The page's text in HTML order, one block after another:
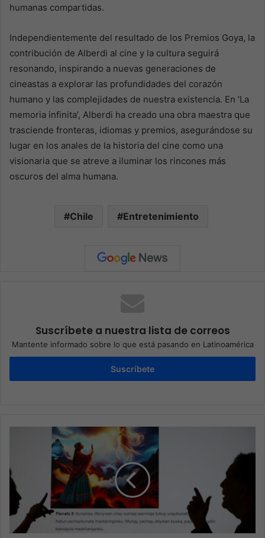
humanas compartidas.
Independientemente del resultado de los Premios Goya, la
contribución de Alberdi al cine y la cultura seguirá
resonando, inspirando a nuevas generaciones de
cineastas a explorar las profundidades del corazón
humano y las complejidades de nuestra existencia. En ‘La
memoria infinita’, Alberdi ha creado una obra maestra que
trasciende fronteras, idiomas y premios, asegurándose su
lugar en los anales de la historia del cine como una
visionaria que se atreve a iluminar los rincones más
oscuros del alma humana.
Chile Entretenimiento
Suscríbete a nuestra lista de correos
Mantente informado sobre lo que está pasando en Latinoamérica
Suscríbete